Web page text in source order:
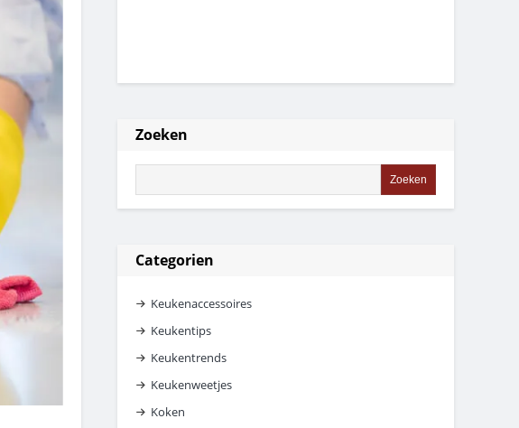
Zoeken
Categorien
Keukenaccessoires
Keukentips
Keukentrends
Keukenweetjes
Koken